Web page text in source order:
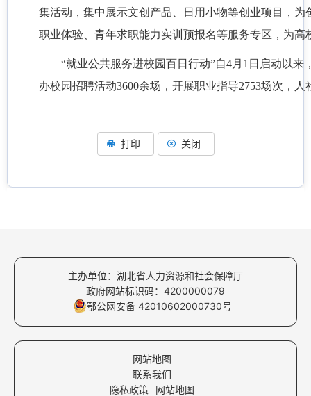
集活动，集中展示文创产品、日用小物等创业项目，
职业体验、青年求职能力实训预报名等服务专区，为高
“就业公共服务进校园百日行动”自4月1日启动以
办校园招聘活动3600余场，开展职业指导2753场次，
打印 关闭
主办单位：湖北省人力资源和社会保障厅
政府网站标识码：4200000079
鄂公网安备 42010602000730号
网站地图
联系我们
隐私政策
网站地图